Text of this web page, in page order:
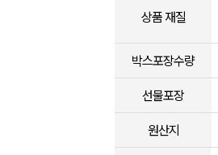
상품 재질
박스포장수량
선물포장
원산지